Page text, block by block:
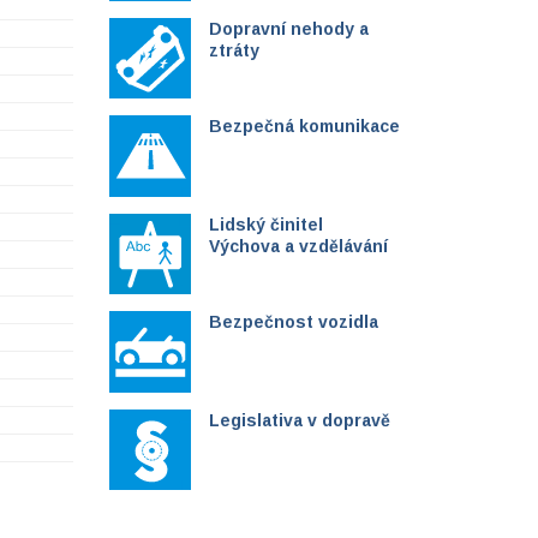
Dopravní nehody a
ztráty
Bezpečná komunikace
Lidský činitel
Výchova a vzdělávání
Bezpečnost vozidla
Legislativa v dopravě